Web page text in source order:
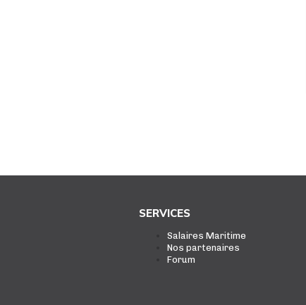
SERVICES
Salaires Maritime
Nos partenaires
Forum